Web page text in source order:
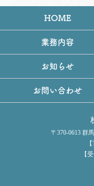
HOME
業務内容
お知らせ
お問い合わせ
〒370-0613 群
【